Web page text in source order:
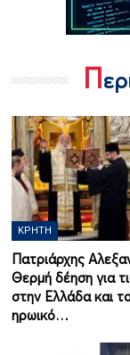
Π
ΚΡΉΤΗ
Πατριάρχης
Θερμή δέηση για
στην Ελλάδα και
ηρωικό…